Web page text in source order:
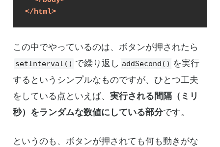
</ html>
この中でやっているのは、ボタンが押されたら
setInterval() で繰り返し addSecond() を実行
するというシンプルなものですが、ひとつ工夫
をしている点といえば、実行される間隔（ミリ
秒）をランダムな数値にしている部分です。
というのも、ボタンが押されても何も動きがな